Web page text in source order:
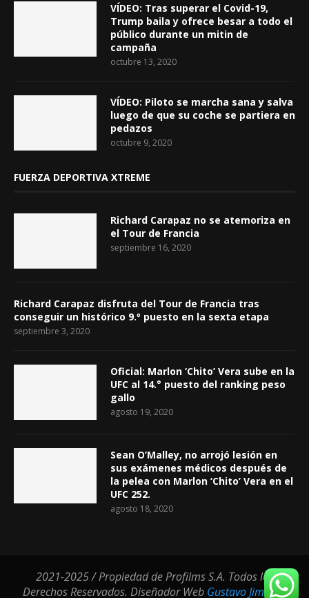
VÍDEO: Tras superar el Covid-19,
Trump baila y ofrece besar a todo el
público durante un mitin de
campaña
octubre 13, 2020
VÍDEO: Piloto se marcha sana y salva
luego de que su coche se partiera en
pedazos
octubre 9, 2020
FUERZA DEPORTIVA XTREME
Richard Carapaz no se atemoriza en
el Tour de Francia
septiembre 16, 2020
Richard Carapaz disfruta del Tour de Francia tras
conseguir un histórico 9.º puesto en la sexta etapa
septiembre 3, 2020
Oficial: Marlon ‘Chito’ Vera sube en la
UFC al 14.° puesto del ranking peso
gallo
agosto 19, 2020
Sean O’Malley, no arrojó lesión en
sus exámenes médicos después de
la pelea con Marlon ‘Chito’ Vera en el
UFC 252.
agosto 18, 2020
2021-2025 / Propiedad de Profilms S.A. Todos los
Derechos Reservados. Diseñador Web Gustavo Jimenez